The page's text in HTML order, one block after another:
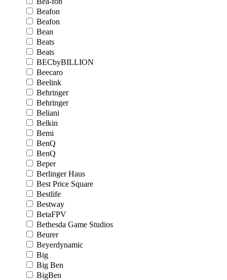
Beafon
Beafon
Bean
Beats
Beats
BECbyBILLION
Beecaro
Beelink
Behringer
Behringer
Beliani
Belkin
Bemi
BenQ
BenQ
Beper
Berlinger Haus
Best Price Square
Bestlife
Bestway
BetaFPV
Bethesda Game Studios
Beurer
Beyerdynamic
Big
Big Ben
BigBen